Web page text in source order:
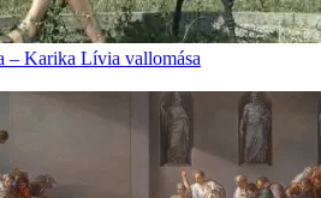
– Karika Lívia vallomása